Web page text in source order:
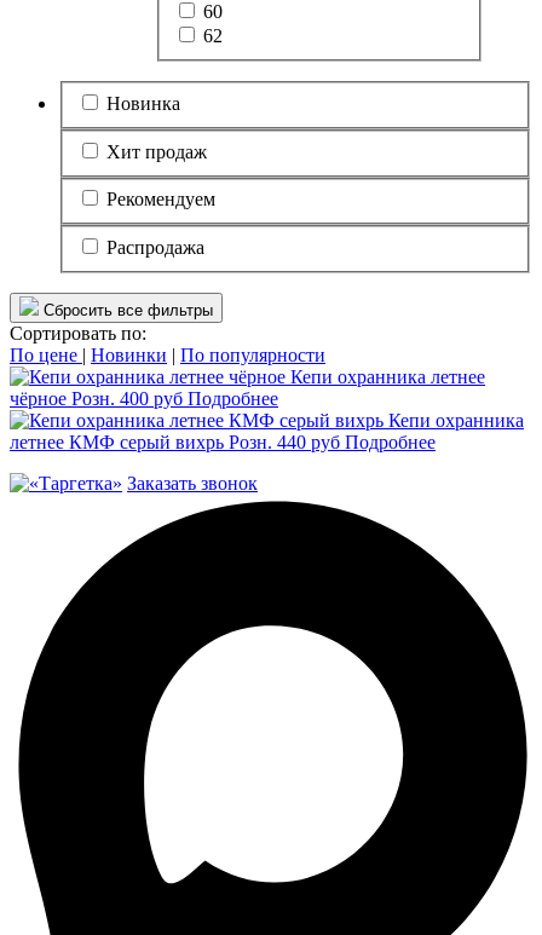
60
62
Новинка
Хит продаж
Рекомендуем
Распродажа
Сбросить все фильтры
Сортировать по:
По цене | Новинки | По популярности
Кепи охранника летнее
чёрное Розн. 400 руб Подробнее
Кепи охранника
летнее КМФ серый вихрь Розн. 440 руб Подробнее
Заказать звонок